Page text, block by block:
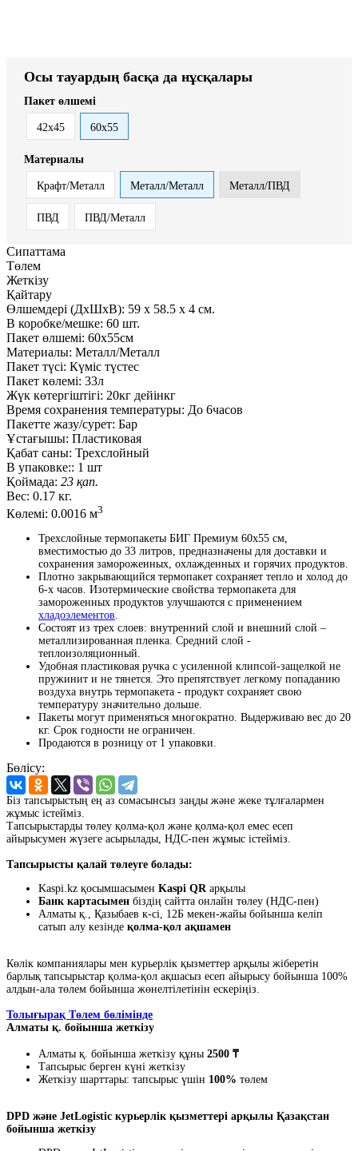
Осы тауардың басқа да нұсқалары
Пакет өлшемі
42х45 60х55
Материалы
Крафт/Металл Металл/Металл Металл/ПВД
ПВД ПВД/Металл
Сипаттама
Төлем
Жеткізу
Қайтару
Өлшемдері (ДxШxВ): 59 x 58.5 x 4 см.
В коробке/мешке: 60 шт.
Пакет өлшемі: 60х55см
Материалы: Металл/Металл
Пакет түсі: Күміс түстес
Пакет көлемі: 33л
Жүк көтергіштігі: 20кг дейінкг
Время сохранения температуры: До 6часов
Пакетте жазу/сурет: Бар
Ұстағышы: Пластиковая
Қабат саны: Трехслойный
В упаковке:: 1 шт
Қоймада: 23 қап.
Вес: 0.17 кг.
Көлемі: 0.0016 м3
Трехслойные термопакеты БИГ Премиум 60х55 см,
вместимостью до 33 литров, предназначены для доставки и
сохранения замороженных, охлажденных и горячих продуктов.
Плотно закрывающийся термопакет сохраняет тепло и холод до
6-х часов. Изотермические свойства термопакета для
замороженных продуктов улучшаются с применением
хладоэлементов.
Состоят из трех слоев: внутренний слой и внешний слой –
металлизированная пленка. Средний слой -
теплоизоляционный.
Удобная пластиковая ручка с усиленной клипсой-защелкой не
пружинит и не тянется. Это препятствует легкому попаданию
воздуха внутрь термопакета - продукт сохраняет свою
температуру значительно дольше.
Пакеты могут применяться многократно. Выдерживаю вес до 20
кг. Срок годности не ограничен.
Продаются в розницу от 1 упаковки.
Бөлісу:
Біз тапсырыстың ең аз сомасынсыз заңды және жеке тұлғалармен
жұмыс істейміз.
Тапсырыстарды төлеу қолма-қол және қолма-қол емес есеп
айырысумен жүзеге асырылады, НДС-пен жұмыс істейміз.
Тапсырысты қалай төлеуге болады:
Kaspi.kz қосымшасымен Kaspi QRарқылы
Банк картасымен біздің сайтта онлайн төлеу (НДС-пен)
Алматы қ., Қазыбаев к-сі, 12Б мекен-жайы бойынша келіп
сатып алу кезінде қолма-қол ақшамен
Көлік компаниялары мен курьерлік қызметтер арқылы жіберетін
барлық тапсырыстар қолма-қол ақшасыз есеп айырысу бойынша 100%
алдын-ала төлем бойынша жөнелтілетінін ескеріңіз.
Толығырақ Төлем бөлімінде
Алматы қ. бойынша жеткізу
Алматы қ. бойынша жеткізу құны 2500 ₸
Тапсырыс берген күні жеткізу
Жеткізу шарттары: тапсырыс үшін 100% төлем
DPD және JetLogistic курьерлік қызметтері арқылы Қазақстан
бойынша жеткізу